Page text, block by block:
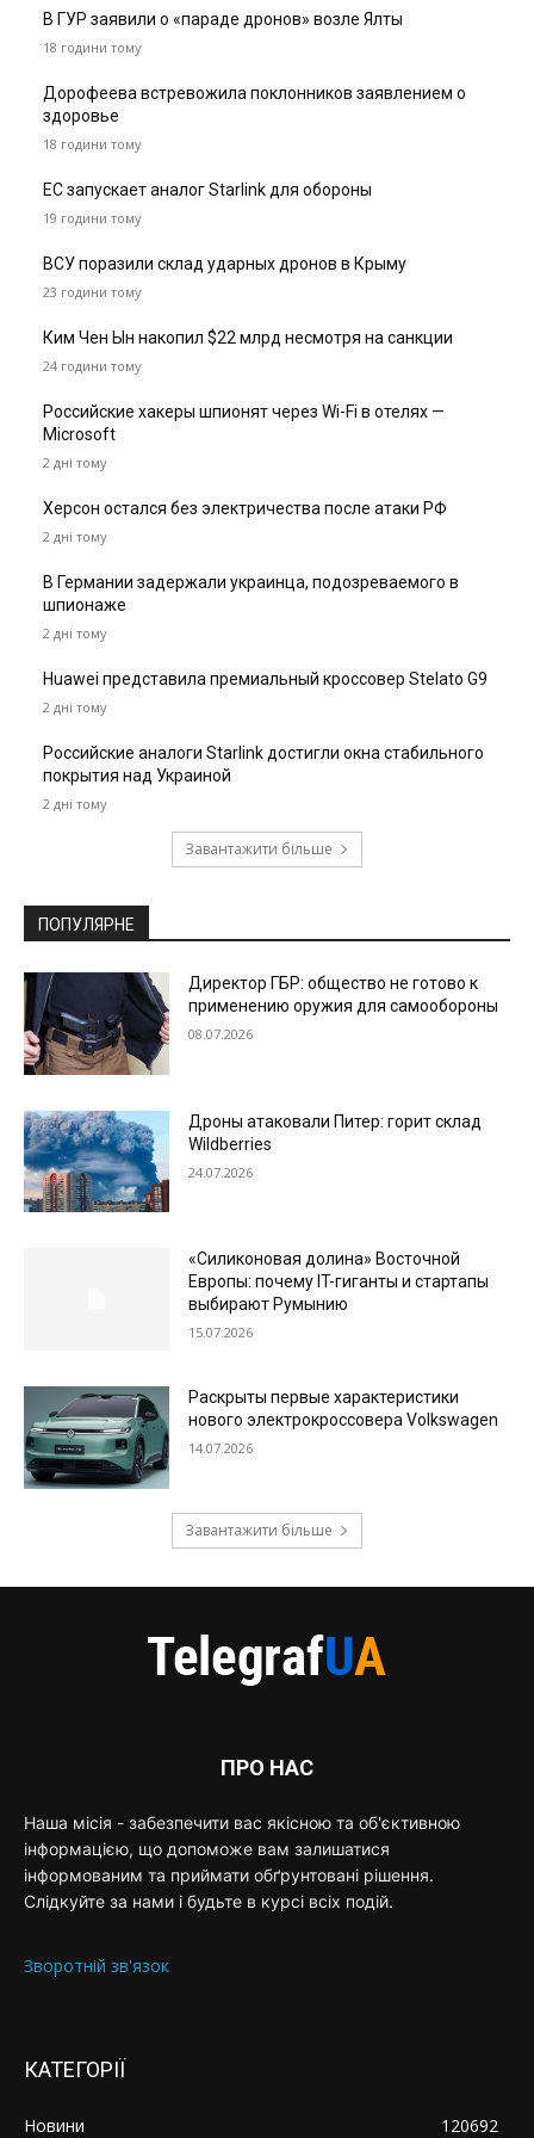
В ГУР заявили о «параде дронов» возле Ялты
18 години тому
Дорофеева встревожила поклонников заявлением о
здоровье
18 години тому
ЕС запускает аналог Starlink для обороны
19 години тому
ВСУ поразили склад ударных дронов в Крыму
23 години тому
Ким Чен Ын накопил $22 млрд несмотря на санкции
24 години тому
Российские хакеры шпионят через Wi-Fi в отелях —
Microsoft
2 дні тому
Херсон остался без электричества после атаки РФ
2 дні тому
В Германии задержали украинца, подозреваемого в
шпионаже
2 дні тому
Huawei представила премиальный кроссовер Stelato G9
2 дні тому
Российские аналоги Starlink достигли окна стабильного
покрытия над Украиной
2 дні тому
Завантажити більше
ПОПУЛЯРНЕ
Директор ГБР: общество не готово к
применению оружия для самообороны
08.07.2026
Дроны атаковали Питер: горит склад
Wildberries
24.07.2026
«Силиконовая долина» Восточной
Европы: почему IT-гиганты и стартапы
выбирают Румынию
15.07.2026
Раскрыты первые характеристики
нового электрокроссовера Volkswagen
14.07.2026
Завантажити більше
ПРО НАС
Наша місія - забезпечити вас якісною та об'єктивною
інформацією, що допоможе вам залишатися
інформованим та приймати обґрунтовані рішення.
Слідкуйте за нами і будьте в курсі всіх подій.
Зворотній зв'язок
КАТЕГОРІЇ
Новини 120692